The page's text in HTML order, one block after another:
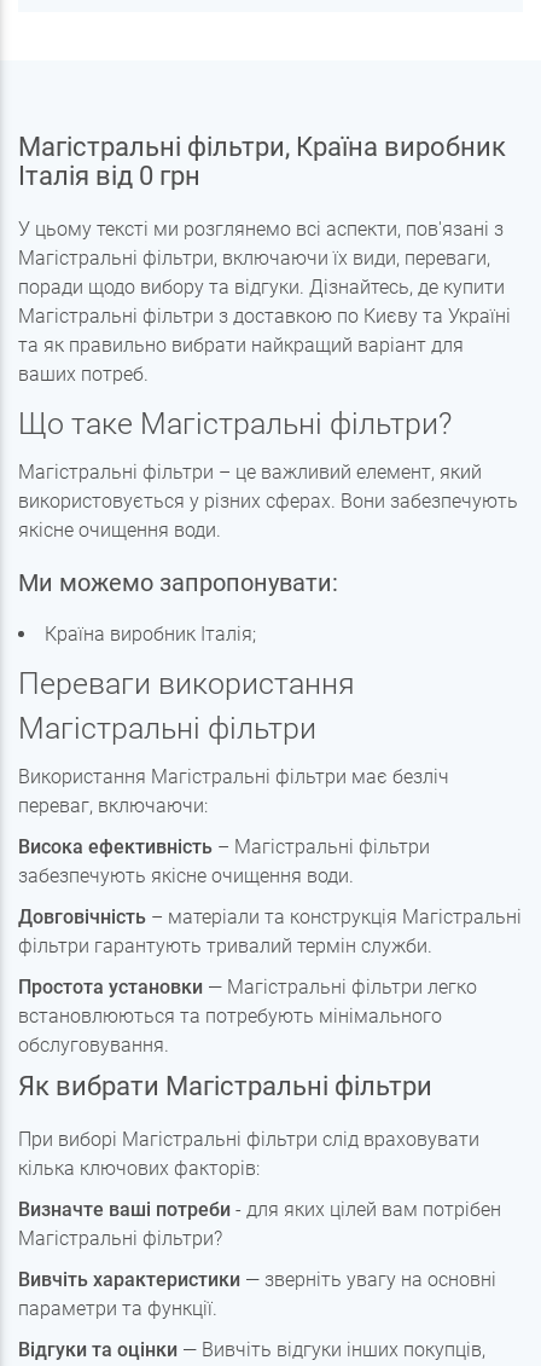
Магістральні фільтри, Країна виробник
Італія від 0 грн
У цьому тексті ми розглянемо всі аспекти, пов'язані з
Магістральні фільтри, включаючи їх види, переваги,
поради щодо вибору та відгуки. Дізнайтесь, де купити
Магістральні фільтри з доставкою по Києву та Україні
та як правильно вибрати найкращий варіант для
ваших потреб.
Що таке Магістральні фільтри?
Магістральні фільтри – це важливий елемент, який
використовується у різних сферах. Вони забезпечують
якісне очищення води.
Ми можемо запропонувати:
Країна виробник Італія;
Переваги використання
Магістральні фільтри
Використання Магістральні фільтри має безліч
переваг, включаючи:
Висока ефективність – Магістральні фільтри
забезпечують якісне очищення води.
Довговічність – матеріали та конструкція Магістральні
фільтри гарантують тривалий термін служби.
Простота установки — Магістральні фільтри легко
встановлюються та потребують мінімального
обслуговування.
Як вибрати Магістральні фільтри
При виборі Магістральні фільтри слід враховувати
кілька ключових факторів:
Визначте ваші потреби - для яких цілей вам потрібен
Магістральні фільтри?
Вивчіть характеристики — зверніть увагу на основні
параметри та функції.
Відгуки та оцінки — Вивчіть відгуки інших покупців,